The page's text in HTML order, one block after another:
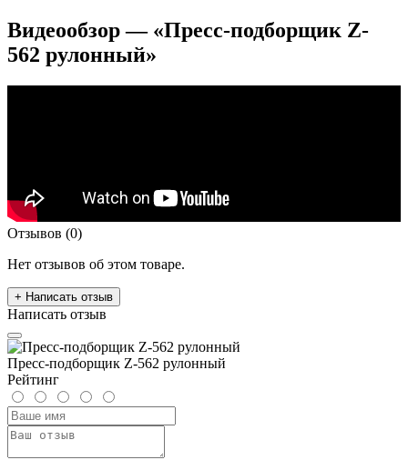
Видеообзор — «Пресс-подборщик Z-
562 рулонный»
Отзывов (0)
Нет отзывов об этом товаре.
+ Написать отзыв
Написать отзыв
Пресс-подборщик Z-562 рулонный
Рейтинг